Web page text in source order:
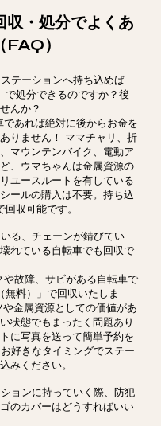
収・処分でよくあ
FAQ）
テーションへ持ち込めば
で処分できるのですか？後
んか？
であれば絶対に後からお金を
りません！ ママチャリ、折
マウンテンバイク、電動ア
、ウマちゃんは金属資源の
ユースルートを有している
ールの購入は不要。持ち込
収可能です。
る、チェーンが錆びてい
れている自転車でも回収で
や故障、サビがある自転車で
無料）」で回収いたしま
金属資源としての価値があ
状態でもまったく問題あり
に写真を送って簡単予約を
好きなタイミングでステー
みください。
ョンに持っていく際、防犯
のカバーはどうすればいい